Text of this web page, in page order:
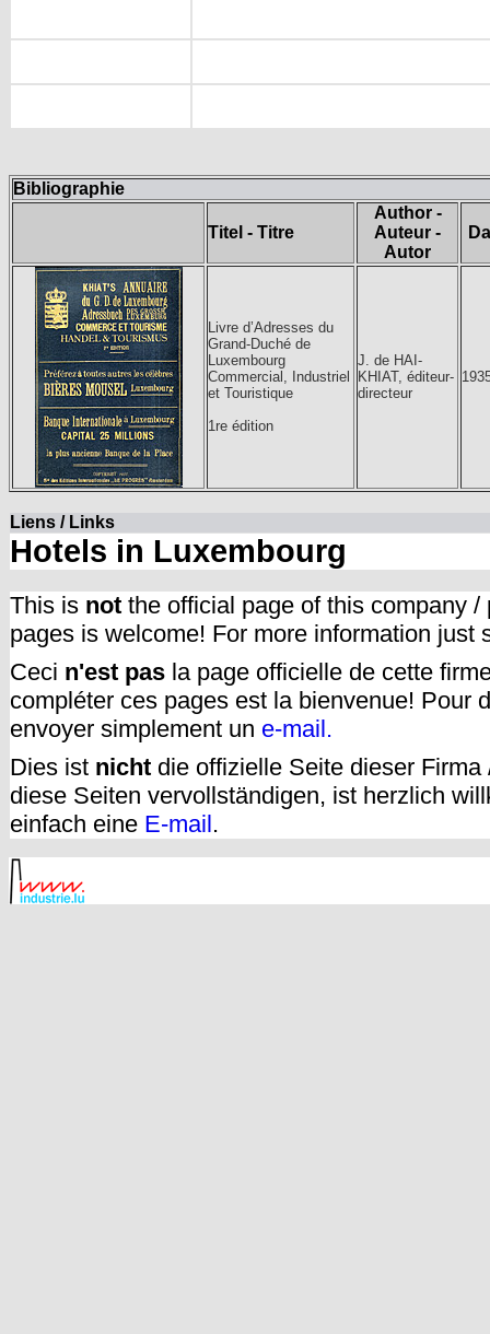
Bibliographie
Titel - Titre
Author -
Auteur -
Autor
Livre d’Adresses du
Grand-Duché de
Luxembourg
Commercial, Industriel
et Touristique
1re édition
J. de HAI-
KHIAT, éditeur-
directeur
Liens / Links
Hotels in Luxembourg
This is not the official page of this company
pages is welcome! For more information just
Ceci n'est pas la page officielle de cette
compléter ces pages est la bienvenue! Pour
envoyer simplement un e-mail.
Dies ist nicht die offizielle Seite dieser
diese Seiten vervollständigen, ist herzlich
einfach eine E-mail .